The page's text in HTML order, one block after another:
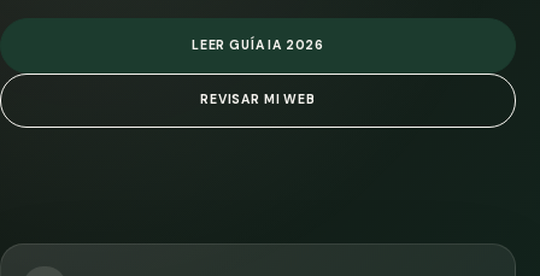
LEER GUÍA IA 2026
REVISAR MI WEB